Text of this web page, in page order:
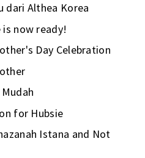
dari Althea Korea
is now ready!
Day Celebration
for Hubsie
Istana and Not